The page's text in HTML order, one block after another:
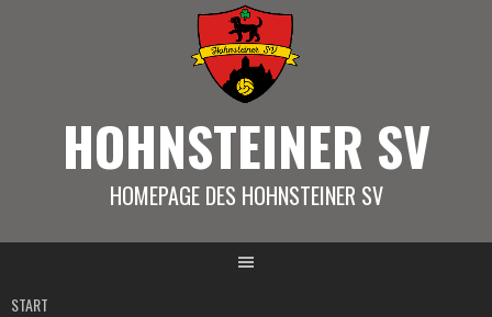
HOHNSTEINER SV
HOMEPAGE DES HOHNSTEINER SV
START